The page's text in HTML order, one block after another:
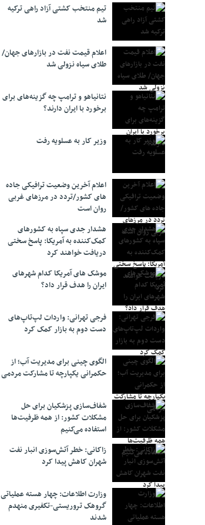
تیم منتخب کشتی آزاد راهی ترکیه
شد
اعلام قیمت نفت در بازارهای جهان/
طلای سیاه نزولی شد
نتانیاهو و ترامپ چه گزینه‌های برای
برخورد با ایران دارند؟
وزیر کار به عسلویه رفت
اعلام آخرین وضعیت ترافیکی جاده
های کشور/تردد در مرزهای غربی
روان است
هشدار جدی سپاه به کشورهای
کمک‌کننده به آمریکا: پاسخ سختی
دریافت خواهند کرد
موشک های آمریکا کدام شهرهای
ایران را هدف قرار داد؟
فرجی تهرانی: واردات لپ‌تاپ‌های
دست دوم به بازار کمک کرد
الگوی چینی برای مدیریت آب؛ از
حکمرانی یکپارچه تا مشارکت مردمی
شفاف‌سازی پزشکیان برای حل
مشکلات کشور: از همه ظرفیت‌ها
استفاده می‌کنیم
زاکانی: خطر آتش‌سوزی انبار نفت
شهران کاهش پیدا کرد
وزارت اطلاعات: چهار هسته‌ عملیاتی
گروهک‌ تروریستی-تکفیری منهدم
شدند